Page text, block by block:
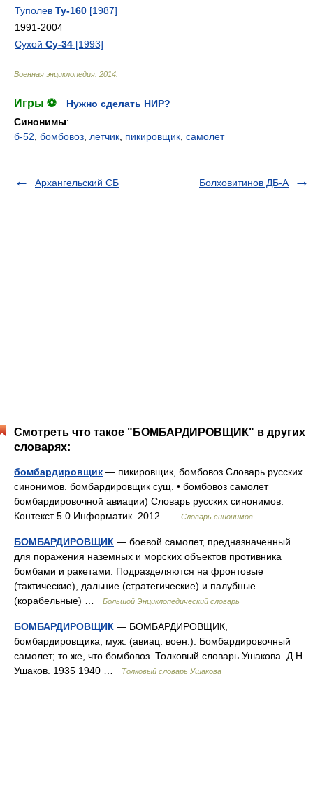
Туполев Ту-160 [1987]
1991-2004
Сухой Су-34 [1993]
Военная энциклопедия 2014
Игры ⚽
Нужно сделать НИР?
Синонимы:
б-52 бомбовоз летчик пикировщик самолет
Архангельский СБ Болховитинов ДБ-А
Смотреть что такое "БОМБАРДИРОВЩИК" в других
словарях:
бомбардировщик — пикировщик, бомбовоз Словарь русских
синонимов. бомбардировщик сущ. • бомбовоз самолет
бомбардировочной авиации) Словарь русских синонимов.
Контекст 5.0 Информатик. 2012 …
Словарь синонимов
БОМБАРДИРОВЩИК — боевой самолет, предназначенный
для поражения наземных и морских объектов противника
бомбами и ракетами. Подразделяются на фронтовые
(тактические), дальние (стратегические) и палубные
(корабельные) …
Большой Энциклопедический словарь
БОМБАРДИРОВЩИК — БОМБАРДИРОВЩИК,
бомбардировщика, муж. (авиац. воен.). Бомбардировочный
самолет; то же, что бомбовоз. Толковый словарь Ушакова. Д.Н.
Ушаков. 1935 1940 …
Толковый словарь Ушакова